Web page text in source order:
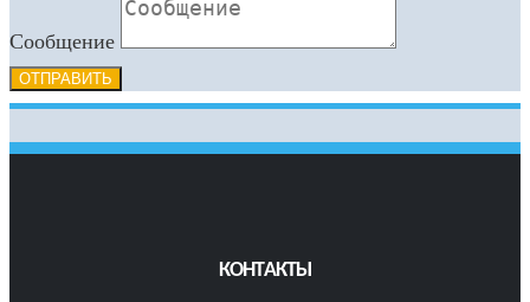
Сообщение
ОТПРАВИТЬ
КОНТАКТЫ